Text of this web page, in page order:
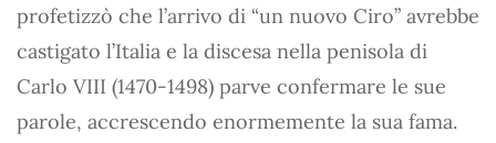
profetizzò che l’arrivo di “un nuovo Ciro” avrebbe
castigato l’Italia e la discesa nella penisola di
Carlo VIII (1470-1498) parve confermare le sue
parole, accrescendo enormemente la sua fama.